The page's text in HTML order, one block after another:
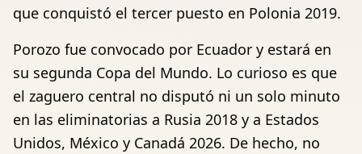
que conquistó el tercer puesto en Polonia 2019.
Porozo fue convocado por Ecuador y estará en
su segunda Copa del Mundo. Lo curioso es que
el zaguero central no disputó ni un solo minuto
en las eliminatorias a Rusia 2018 y a Estados
Unidos, México y Canadá 2026. De hecho, no